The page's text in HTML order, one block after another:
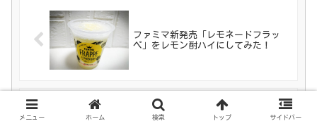
ファミマ新発売「レモネードフラッ
ペ」をレモン酎ハイにしてみた！
マツモトキヨシ限定【ミルキーチーズ
メニュー ホーム 検索 トップ サイドバー